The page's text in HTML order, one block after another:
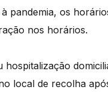
pandemia, os
nos horários.
local de recolha